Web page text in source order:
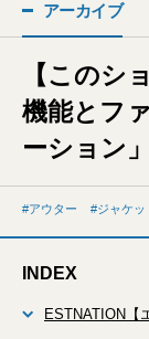
アーカイブ
【このシ
機能とフ
ーション
アウター ジャケッ
INDEX
ESTNATION【